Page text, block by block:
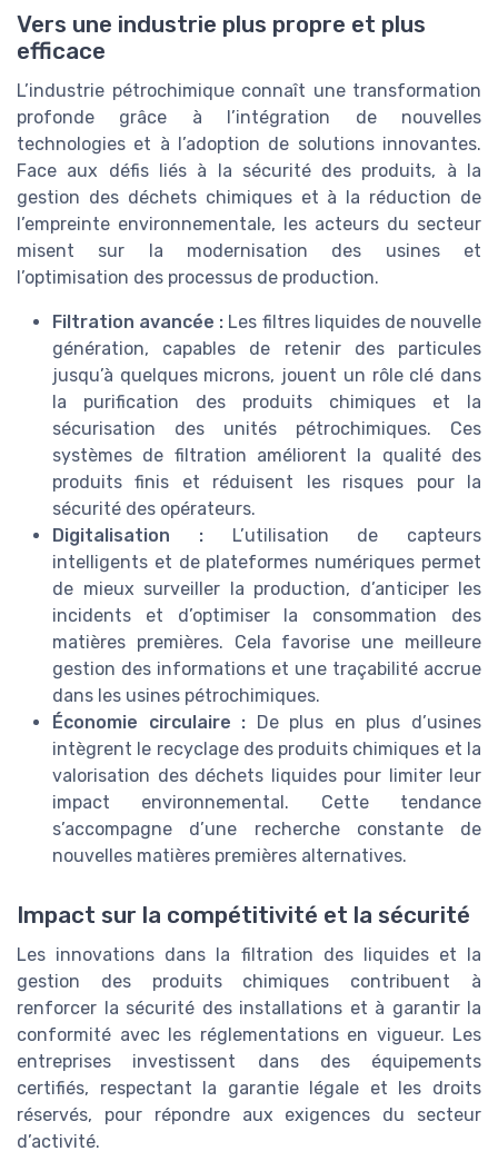
Vers une industrie plus propre et plus
efficace
L’industrie pétrochimique connaît une transformation
profonde grâce à l’intégration de nouvelles
technologies et à l’adoption de solutions innovantes.
Face aux défis liés à la sécurité des produits, à la
gestion des déchets chimiques et à la réduction de
l’empreinte environnementale, les acteurs du secteur
misent sur la modernisation des usines et
l’optimisation des processus de production.
Filtration avancée : Les filtres liquides de nouvelle
génération, capables de retenir des particules
jusqu’à quelques microns, jouent un rôle clé dans
la purification des produits chimiques et la
sécurisation des unités pétrochimiques. Ces
systèmes de filtration améliorent la qualité des
produits finis et réduisent les risques pour la
sécurité des opérateurs.
Digitalisation :L’utilisation de capteurs
intelligents et de plateformes numériques permet
de mieux surveiller la production, d’anticiper les
incidents et d’optimiser la consommation des
matières premières. Cela favorise une meilleure
gestion des informations et une traçabilité accrue
dans les usines pétrochimiques.
Économie circulaire : De plus en plus d’usines
intègrent le recyclage des produits chimiques et la
valorisation des déchets liquides pour limiter leur
impact environnemental. Cette tendance
s’accompagne d’une recherche constante de
nouvelles matières premières alternatives.
Impact sur la compétitivité et la sécurité
Les innovations dans la filtration des liquides et la
gestion des produits chimiques contribuent à
renforcer la sécurité des installations et à garantir la
conformité avec les réglementations en vigueur. Les
entreprises investissent dans des équipements
certifiés, respectant la garantie légale et les droits
réservés, pour répondre aux exigences du secteur
d’activité.